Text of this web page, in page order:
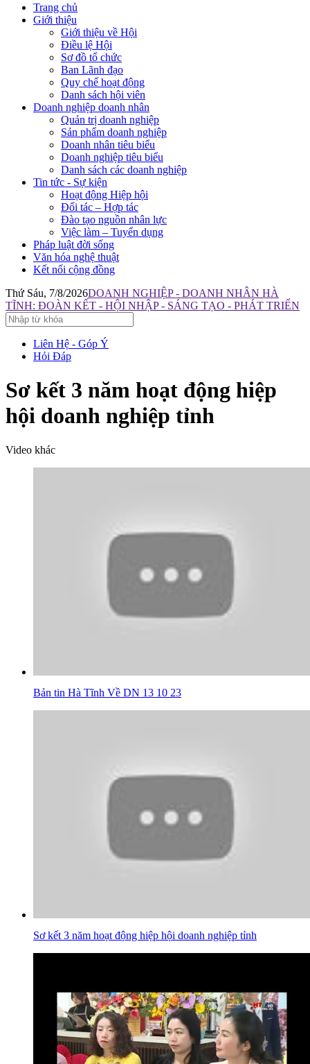
Trang chủ
Giới thiệu
Giới thiệu về Hội
Điều lệ Hội
Sơ đồ tổ chức
Ban Lãnh đạo
Quy chế hoạt động
Danh sách hội viên
Doanh nghiệp doanh nhân
Quản trị doanh nghiệp
Sản phẩm doanh nghiệp
Doanh nhân tiêu biểu
Doanh nghiệp tiêu biểu
Danh sách các doanh nghiệp
Tin tức - Sự kiện
Hoạt động Hiệp hội
Đối tác – Hợp tác
Đào tạo nguồn nhân lực
Việc làm – Tuyển dụng
Pháp luật đời sống
Văn hóa nghệ thuật
Kết nối cộng đồng
Thứ Sáu, 7/8/2026DOANH NGHIỆP - DOANH NHÂN HÀ
TĨNH: ĐOÀN KẾT - HỘI NHẬP - SÁNG TẠO - PHÁT TRIỂN
Liên Hệ - Góp Ý
Hỏi Đáp
Sơ kết 3 năm hoạt động hiệp
hội doanh nghiệp tỉnh
Video khác
Bản tin Hà Tĩnh Về DN 13 10 23
Sơ kết 3 năm hoạt động hiệp hội doanh nghiệp tỉnh